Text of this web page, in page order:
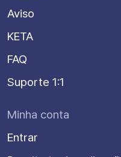
Aviso
KETA
FAQ
Suporte 1:1
Minha conta
Entrar